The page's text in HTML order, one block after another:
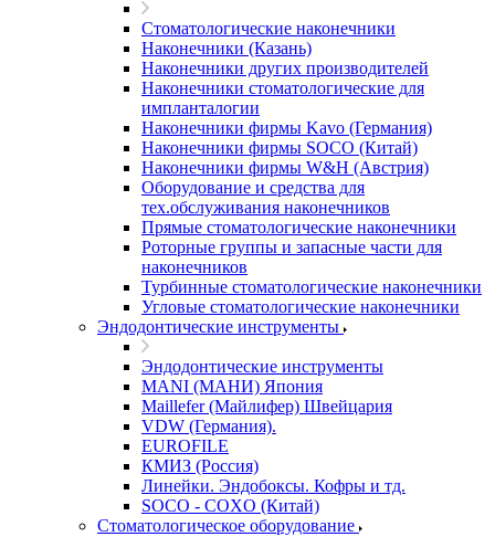
Стоматологические наконечники
Наконечники (Казань)
Наконечники других производителей
Наконечники стоматологические для
импланталогии
Наконечники фирмы Kavo (Германия)
Наконечники фирмы SOCO (Китай)
Наконечники фирмы W&H (Австрия)
Оборудование и средства для
тех.обслуживания наконечников
Прямые стоматологические наконечники
Роторные группы и запасные части для
наконечников
Турбинные стоматологические наконечники
Угловые стоматологические наконечники
Эндодонтические инструменты
Эндодонтические инструменты
MANI (МАНИ) Япония
Maillefer (Майлифер) Швейцария
VDW (Германия).
EUROFILE
КМИЗ (Россия)
Линейки. Эндобоксы. Кофры и тд.
SOCO - COXO (Китай)
Стоматологическое оборудование